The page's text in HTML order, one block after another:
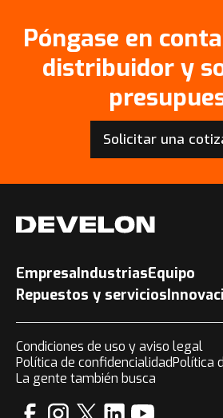
Póngase en
distribuidor y
Solicitar una
EmpresaIndustriasEquipo
Repuestos y servicios
Condiciones de uso y aviso legal
Política de confidencialidadPolítica
La gente también busca